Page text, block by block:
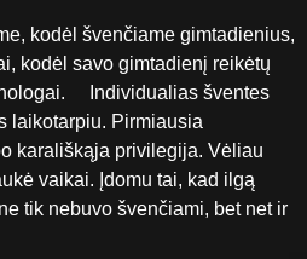
kodėl švenčiame gimtadienius,
kodėl savo gimtadienį reikėtų
⠀ Individualias šventes
laikotarpiu. Pirmiausia
karališkąja privilegija. Vėliau
vaikai. Įdomu tai, kad ilgą
tik nebuvo švenčiami, bet net ir